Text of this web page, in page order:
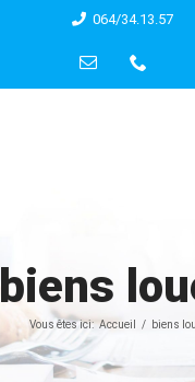
064/34.13.57
Email
biens
Vous êtes ici: Accueil biens